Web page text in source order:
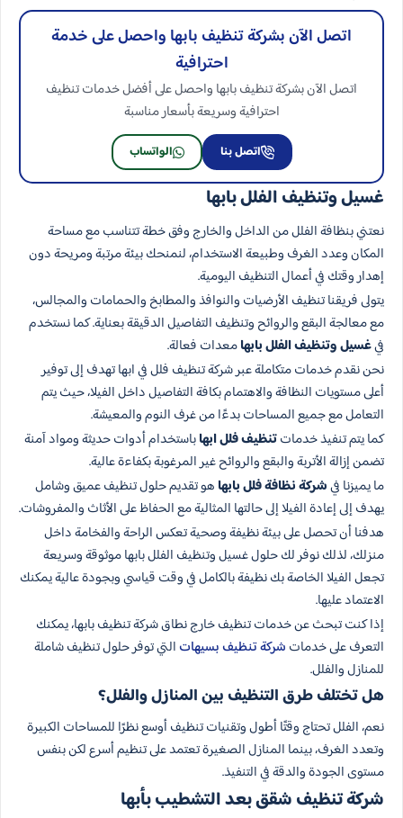
اتصل الآن بشركة تنظيف بابها واحصل على خدمة
احترافية
اتصل الآن بشركة تنظيف بابها واحصل على أفضل خدمات تنظيف
احترافية وسريعة بأسعار مناسبة
اتصل بنا الواتساب
غسيل وتنظيف الفلل بابها
نعتني بنظافة الفلل من الداخل والخارج وفق خطة تتناسب مع مساحة
المكان وعدد الغرف وطبيعة الاستخدام، لنمنحك بيئة مرتبة ومريحة دون
إهدار وقتك في أعمال التنظيف اليومية.
يتولى فريقنا تنظيف الأرضيات والنوافذ والمطابخ والحمامات والمجالس،
مع معالجة البقع والروائح وتنظيف التفاصيل الدقيقة بعناية. كما نستخدم
فيغسيل وتنظيف الفلل بابهامعدات فعالة.
نحن نقدم خدمات متكاملة عبر شركة تنظيف فلل في ابها تهدف إلى توفير
أعلى مستويات النظافة والاهتمام بكافة التفاصيل داخل الفيلا، حيث يتم
التعامل مع جميع المساحات بدءًا من غرف النوم والمعيشة.
كما يتم تنفيذ خدماتتنظيف فلل ابهاباستخدام أدوات حديثة ومواد آمنة
تضمن إزالة الأتربة والبقع والروائح غير المرغوبة بكفاءة عالية.
ما يميزنا فيشركة نظافة فلل بابها هو تقديم حلول تنظيف عميق وشامل
يهدف إلى إعادة الفيلا إلى حالتها المثالية مع الحفاظ على الأثاث والمفروشات.
هدفنا أن تحصل على بيئة نظيفة وصحية تعكس الراحة والفخامة داخل
منزلك، لذلك نوفر لك حلول غسيل وتنظيف الفلل بابها موثوقة وسريعة
تجعل الفيلا الخاصة بك نظيفة بالكامل في وقت قياسي وبجودة عالية يمكنك
الاعتماد عليها.
إذا كنت تبحث عن خدمات تنظيف خارج نطاق شركة تنظيف بابها، يمكنك
التعرف على خدمات شركة تنظيف بسيهاتالتي توفر حلول تنظيف شاملة
للمنازل والفلل.
هل تختلف طرق التنظيف بين المنازل والفلل؟
نعم، الفلل تحتاج وقتًا أطول وتقنيات تنظيف أوسع نظرًا للمساحات الكبيرة
وتعدد الغرف، بينما المنازل الصغيرة تعتمد على تنظيم أسرع لكن بنفس
مستوى الجودة والدقة في التنفيذ.
شركة تنظيف شقق بعد التشطيب بأبها